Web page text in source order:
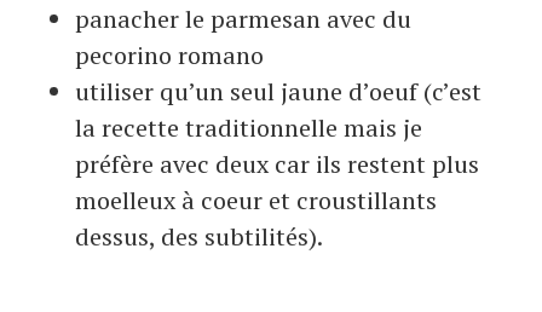
panacher le parmesan avec du
pecorino romano
utiliser qu’un seul jaune d’oeuf (c’est
la recette traditionnelle mais je
préfère avec deux car ils restent plus
moelleux à coeur et croustillants
dessus, des subtilités).